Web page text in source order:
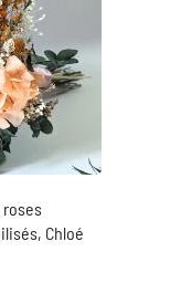
roses
Chloé
sur